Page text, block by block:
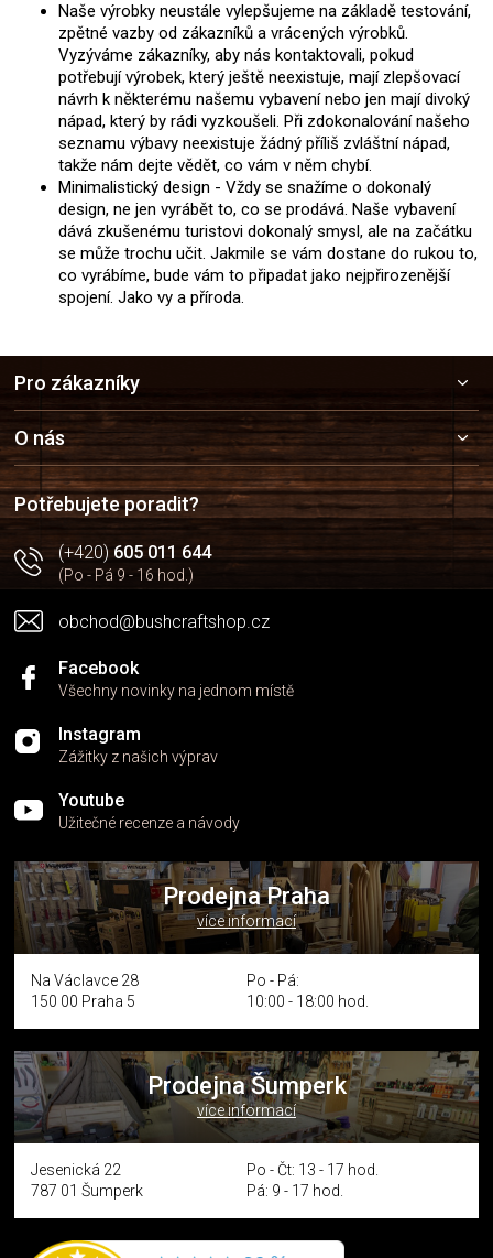
Naše výrobky neustále vylepšujeme na základě testování,
zpětné vazby od zákazníků a vrácených výrobků.
Vyzýváme zákazníky, aby nás kontaktovali, pokud
potřebují výrobek, který ještě neexistuje, mají zlepšovací
návrh k některému našemu vybavení nebo jen mají divoký
nápad, který by rádi vyzkoušeli. Při zdokonalování našeho
seznamu výbavy neexistuje žádný příliš zvláštní nápad,
takže nám dejte vědět, co vám v něm chybí.
Minimalistický design - Vždy se snažíme o dokonalý
design, ne jen vyrábět to, co se prodává. Naše vybavení
dává zkušenému turistovi dokonalý smysl, ale na začátku
se může trochu učit. Jakmile se vám dostane do rukou to,
co vyrábíme, bude vám to připadat jako nejpřirozenější
spojení. Jako vy a příroda.
a
t
í
Pro zákazníky
O nás
Potřebujete poradit?
(+420)605 011 644
(Po - Pá 9 - 16 hod.)
obchod@bushcraftshop.cz
Facebook
Všechny novinky na jednom místě
Instagram
Zážitky z našich výprav
Youtube
Užitečné recenze a návody
Prodejna Praha
více informací
Na Václavce 28
150 00 Praha 5
Po - Pá:
10:00 - 18:00 hod.
Prodejna Šumperk
více informací
Jesenická 22
787 01 Šumperk
Po - Čt: 13 - 17 hod.
Pá: 9 - 17 hod.